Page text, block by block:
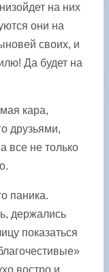
на них
они на
своих, и
Да будет на
кара,
друзьями,
все не только
паника.
держались
показаться
востро и